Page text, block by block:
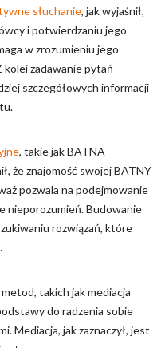
słuchanie, jak wyjaśnił,
i potwierdzaniu jego
w zrozumieniu jego
kolei zadawanie pytań
szczegółowych informacji
, takie jak BATNA
że znajomość swojej BATNY
pozwala na podejmowanie
nieporozumień. Budowanie
rozwiązań, które
takich jak mediacja
do radzenia sobie
Mediacja, jak zaznaczył, jest